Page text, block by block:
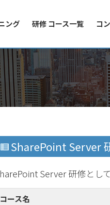
ング 研修 コース一覧 コ
SharePoint Server
Server 研修とし
コース名